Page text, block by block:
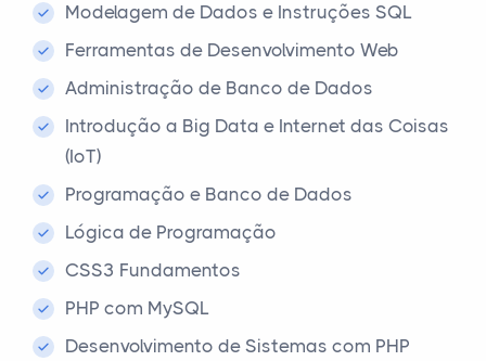
Modelagem de Dados e Instruções SQL
Ferramentas de Desenvolvimento Web
Administração de Banco de Dados
Introdução a Big Data e Internet das Coisas
(IoT)
Programação e Banco de Dados
Lógica de Programação
CSS3 Fundamentos
PHP com MySQL
Desenvolvimento de Sistemas com PHP